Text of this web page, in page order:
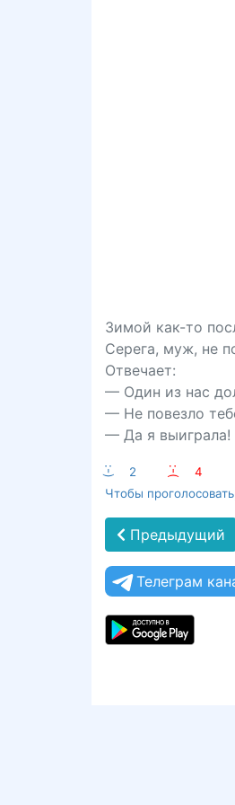
Зимой как-то
Серега, муж, не
Отвечает:
— Один из нас
— Не повезло
— Да я выиграла!
:-) 2 :-(
4
Чтобы
Предыдущий
Телеграм